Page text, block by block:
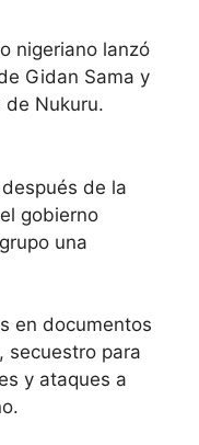
nigeriano lanzó
Gidan Sama y
de Nukuru.
de la
gobierno
una
​​en documentos
secuestro para
y ataques a